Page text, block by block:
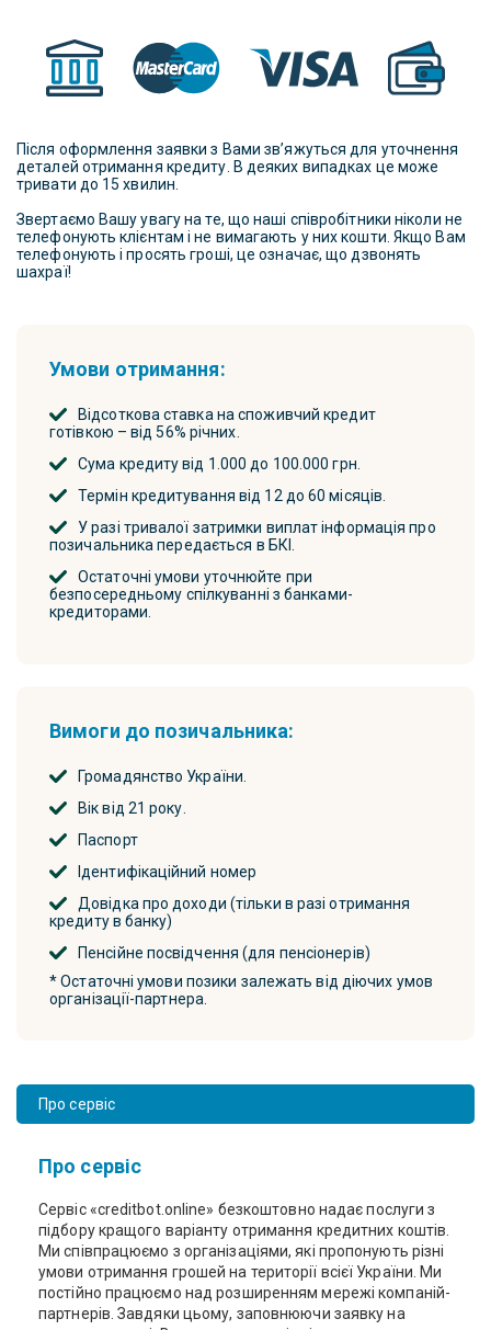
Після оформлення заявки з Вами зв’яжуться для уточнення
деталей отримання кредиту. В деяких випадках це може
тривати до 15 хвилин.
Звертаємо Вашу увагу на те, що наші співробітники ніколи не
телефонують клієнтам і не вимагають у них кошти. Якщо Вам
телефонують і просять гроші, це означає, що дзвонять
шахраї!
Умови отримання:
Відсоткова ставка на споживчий кредит
готівкою – від 56% річних.
Сума кредиту від 1.000 до 100.000 грн.
Термін кредитування від 12 до 60 місяців.
У разі тривалої затримки виплат інформація про
позичальника передається в БКІ.
Остаточні умови уточнюйте при
безпосередньому спілкуванні з банками-
кредиторами.
Вимоги до позичальника:
Громадянство України.
Вік від 21 року.
Паспорт
Ідентифікаційний номер
Довідка про доходи (тільки в разі отримання
кредиту в банку)
Пенсійне посвідчення (для пенсіонерів)
* Остаточні умови позики залежать від діючих умов
організації-партнера.
Про сервіс
Про сервіс
Сервіс «creditbot.online» безкоштовно надає послуги з
підбору кращого варіанту отримання кредитних коштів.
Ми співпрацюємо з організаціями, які пропонують різні
умови отримання грошей на території всієї України. Ми
постійно працюємо над розширенням мережі компаній-
партнерів. Завдяки цьому, заповнюючи заявку на